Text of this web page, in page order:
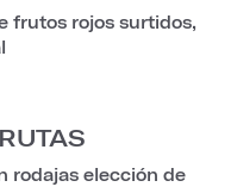
frutos rojos surtidos,
rodajas elección de